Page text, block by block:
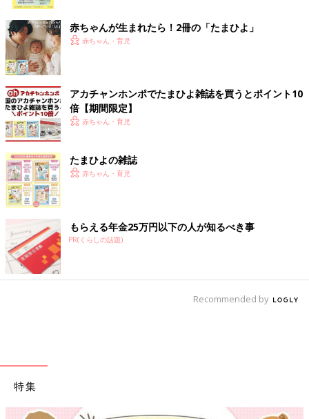
クドナルド（一部実施していない店舗あり）に設置された、赤い
えます。
赤ちゃんが生まれたら！2冊の「たまひよ」
赤ちゃん・育児
アカチャンホンポでたまひよ雑誌を買うとポイント10
倍【期間限定】
赤ちゃん・育児
たまひよの雑誌
赤ちゃん・育児
もらえる年金25万円以下の人が知るべき事
PR(くらしの話題)
Recommended by
特集